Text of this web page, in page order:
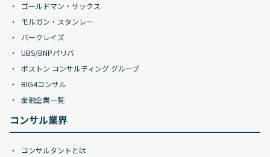
ゴールドマン・サックス
モルガン・スタンレー
バークレイズ
UBS/BNPパリバ
ボストン コンサルティング グループ
BIG4コンサル
金融企業一覧
コンサル業界
コンサルタントとは